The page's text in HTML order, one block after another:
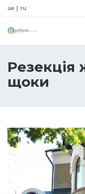
ua | ru
Резекція
щоки